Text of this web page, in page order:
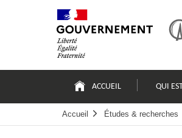
principale
ACCUEIL QUI
Accueil Études & recherches